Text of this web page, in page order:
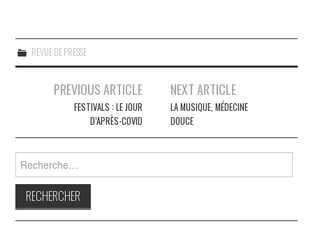
REVUE DE PRESSE
NavigationPREVIOUS ARTICLE
FESTIVALS : LE JOUR
D’APRÈS-COVID
NEXT ARTICLE
LA MUSIQUE, MÉDECINE
DOUCE